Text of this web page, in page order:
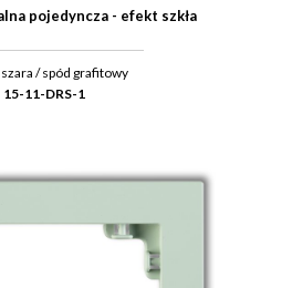
pojedyncza - efekt szkła
/ spód grafitowy
15-11-DRS-1